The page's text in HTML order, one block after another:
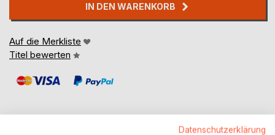
IN DEN WARENKORB
Auf die Merkliste
Titel bewerten
Datenschutzerklärung